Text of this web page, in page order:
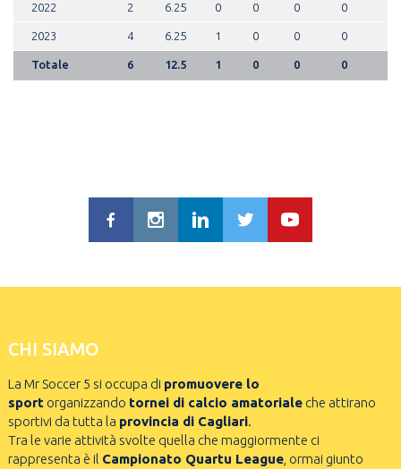
2022 2 6.25 0 0 0 0
2023 4 6.25 1 0 0 0
Totale 6 12.5 1 0 0 0
CHI SIAMO
La Mr Soccer 5 si occupa di promuovere lo
sportorganizzando tornei di calcio amatorialeche attirano
sportivi da tutta la provincia di Cagliari.
Tra le varie attività svolte quella che maggiormente ci
rappresenta è il Campionato Quartu League, ormai giunto